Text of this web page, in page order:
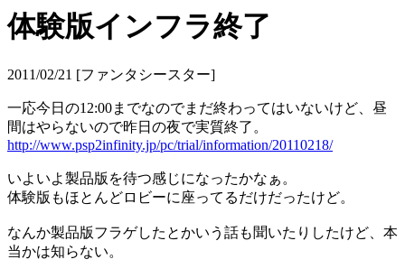
体験版インフラ終了
2011/02/21 [ファンタシースター]
一応今日の12:00までなのでまだ終わってはいないけど、昼
間はやらないので昨日の夜で実質終了。
http://www.psp2infinity.jp/pc/trial/information/20110218/
いよいよ製品版を待つ感じになったかなぁ。
体験版もほとんどロビーに座ってるだけだったけど。
なんか製品版フラゲしたとかいう話も聞いたりしたけど、本
当かは知らない。